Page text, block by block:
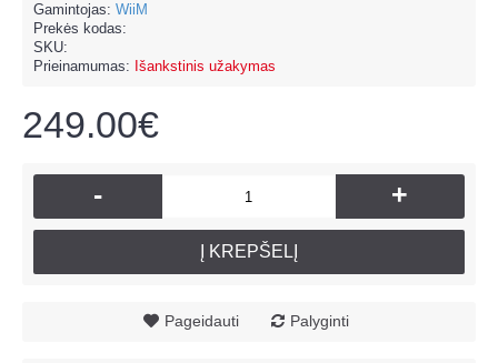
Gamintojas: WiiM
Prekės kodas:
SKU:
Prieinamumas: Išankstinis užakymas
249.00€
- +
Į KREPŠELĮ
Pageidauti Palyginti